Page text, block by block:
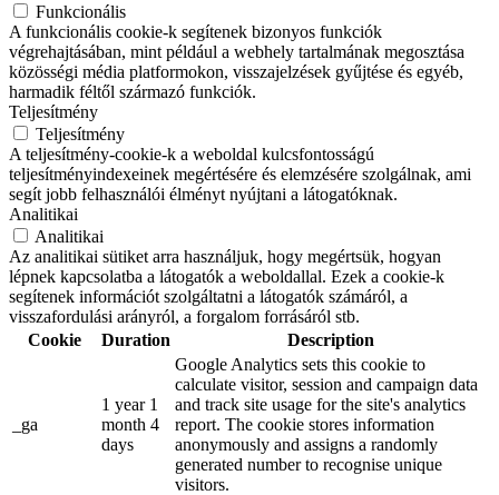
Funkcionális
A funkcionális cookie-k segítenek bizonyos funkciók
végrehajtásában, mint például a webhely tartalmának megosztása
közösségi média platformokon, visszajelzések gyűjtése és egyéb,
harmadik féltől származó funkciók.
Teljesítmény
Teljesítmény
A teljesítmény-cookie-k a weboldal kulcsfontosságú
teljesítményindexeinek megértésére és elemzésére szolgálnak, ami
segít jobb felhasználói élményt nyújtani a látogatóknak.
Analitikai
Analitikai
Az analitikai sütiket arra használjuk, hogy megértsük, hogyan
lépnek kapcsolatba a látogatók a weboldallal. Ezek a cookie-k
segítenek információt szolgáltatni a látogatók számáról, a
visszafordulási arányról, a forgalom forrásáról stb.
Cookie
Duration Description
_ga
1 year 1
month 4
days
Google Analytics sets this cookie to
calculate visitor, session and campaign data
and track site usage for the site's analytics
report. The cookie stores information
anonymously and assigns a randomly
generated number to recognise unique
visitors.